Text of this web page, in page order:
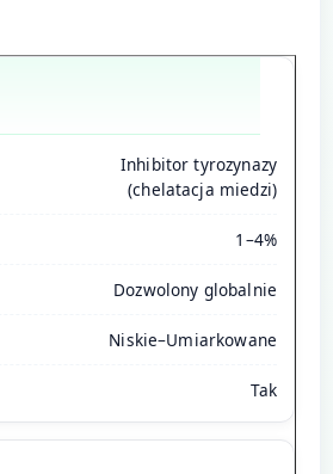
Inhibitor tyrozynazy
(chelatacja miedzi)
1–4%
Dozwolony globalnie
Niskie–Umiarkowane
Tak